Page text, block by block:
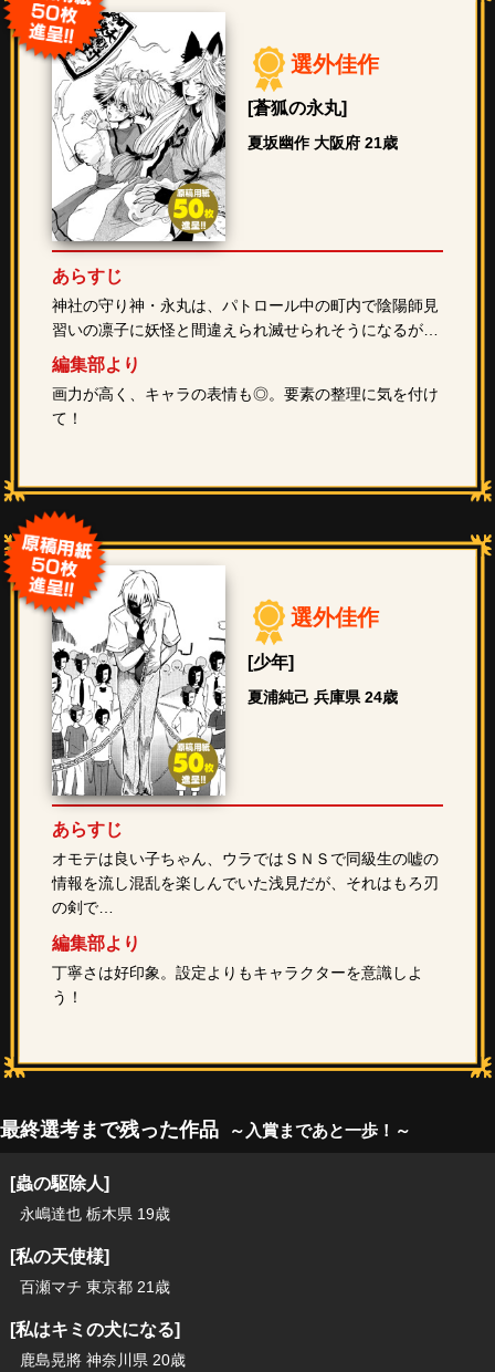
選外佳作
[蒼狐の永丸]
夏坂幽作 大阪府 21歳
あらすじ
神社の守り神・永丸は、パトロール中の町内で陰陽師見
習いの凛子に妖怪と間違えられ滅せられそうになるが…
編集部より
画力が高く、キャラの表情も◎。要素の整理に気を付け
て！
選外佳作
[少年]
夏浦純己 兵庫県 24歳
あらすじ
オモテは良い子ちゃん、ウラではＳＮＳで同級生の嘘の
情報を流し混乱を楽しんでいた浅見だが、それはもろ刃
の剣で…
編集部より
丁寧さは好印象。設定よりもキャラクターを意識しよ
う！
最終選考まで残った作品 ～入賞まであと一歩！～
[蟲の駆除人]
永嶋達也 栃木県 19歳
[私の天使様]
百瀬マチ 東京都 21歳
[私はキミの犬になる]
鹿島晃將 神奈川県 20歳